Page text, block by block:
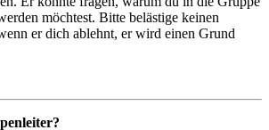
möchtest. Bitte belästige keinen
er dich ablehnt, er wird einen Grund